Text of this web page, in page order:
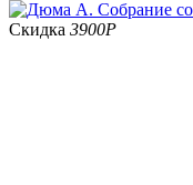
Скидка 3900Р